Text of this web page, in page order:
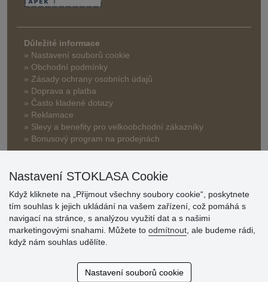
Důležité informace
» Nastavení souborů cookie
» Obchodní podmínky
» Zásady ochrany osobních údajů
» Doprava a platba
» Často kladené dotazy
» Reklamace
» Slevy a benefity pro velkoobchodní zákazníky
» Bonusový program na prodejnách
Hodnocení
zákazníků
Super obchod, kvalitní zboží za slušné ceny. Vřele
Nastavení STOKLASA Cookie
Když kliknete na „Přijmout všechny soubory cookie“, poskytnete
tím souhlas k jejich ukládání na vašem zařízení, což pomáhá s
navigací na stránce, s analýzou využití dat a s našimi
marketingovými snahami. Můžete to odmítnout , ale budeme rádi,
když nám souhlas udělíte.
Nastavení souborů cookie